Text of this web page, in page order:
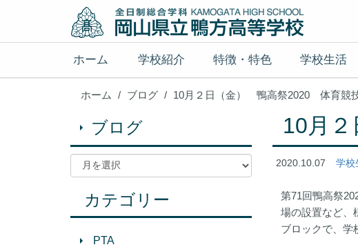
ホーム 学校紹介 特徴・特色 学校生活
ホーム ブログ 10月２日（金） 鴨高祭2020 体育競
10月
2020.10.07 学校
第71回鴨高祭
場の設置など、
ブロックで、学
ブログ
カテゴリー
PTA